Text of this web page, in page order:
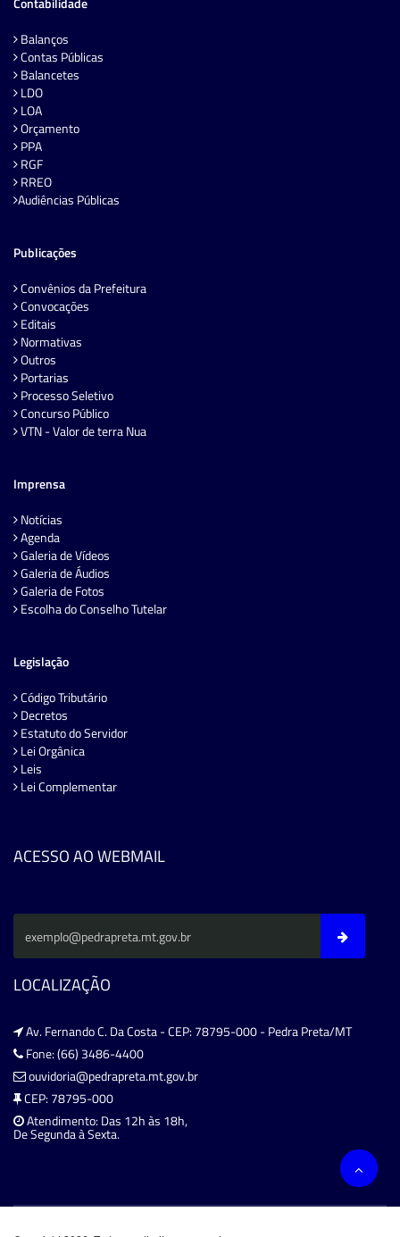
Balanços
Contas Públicas
Balancetes
LDO
LOA
Orçamento
PPA
RGF
RREO
Audiências Públicas
Publicações
Convênios da Prefeitura
Convocações
Editais
Normativas
Outros
Portarias
Processo Seletivo
Concurso Público
VTN - Valor de terra Nua
Imprensa
Notícias
Agenda
Galeria de Vídeos
Galeria de Áudios
Galeria de Fotos
Escolha do Conselho Tutelar
Legislação
Código Tributário
Decretos
Estatuto do Servidor
Lei Orgânica
Leis
Lei Complementar
ACESSO AO WEBMAIL
LOCALIZAÇÃO
Av. Fernando C. Da Costa - CEP: 78795-000 - Pedra Preta/MT
Fone: (66) 3486-4400
ouvidoria@pedrapreta.mt.gov.br
CEP: 78795-000
Atendimento: Das 12h às 18h,
De Segunda à Sexta.